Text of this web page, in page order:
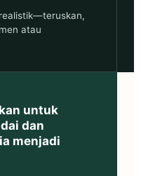
atau
untuk
dan
menjadi